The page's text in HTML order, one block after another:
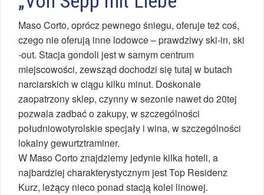
Maso Corto, oprócz pewnego śniegu, oferuje też coś,
czego nie oferują inne lodowce – prawdziwy ski-in, ski
-out. Stacja gondoli jest w samym centrum
miejscowości, zewsząd dochodzi się tutaj w butach
narciarskich w ciągu kilku minut. Doskonale
zaopatrzony sklep, czynny w sezonie nawet do 20tej
pozwala zadbać o zakupy, w szczególności
południowotyrolskie specjały i wina, w szczególności
lokalny gewurtztraminer.
W Maso Corto znajdziemy jedynie kilka hoteli, a
najbardziej charakterystycznym jest Top Residenz
Kurz, leżący nieco ponad stacją kolei linowej.